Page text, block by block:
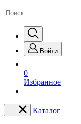
Войти
0
Избранное
Каталог